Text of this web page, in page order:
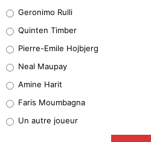
32%
5%
1%
9%
Geronimo Rulli
Quinten Timber
Pierre-Emile Hojbjerg
Neal Maupay
Amine Harit
Faris Moumbagna
Un autre joueur